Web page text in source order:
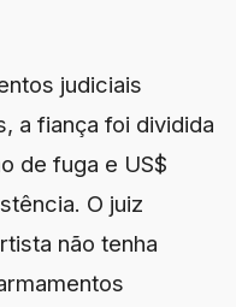
judiciais
a fiança foi dividida
de fuga e US$
O juiz
não tenha